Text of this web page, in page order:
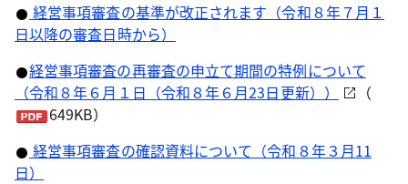
経営事項審査の基準が改正されます（令和８年７月１
日以降の審査日時から）
経営事項審査の再審査の申立て期間の特例について
（令和８年６月１日（令和８年６月23日更新））
（
649KB）
経営事項審査の確認資料について（令和８年３月11
日）